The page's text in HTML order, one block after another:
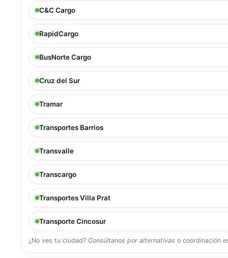
C&C Cargo
RapidCargo
BusNorte Cargo
Cruz del Sur
Tramar
Transportes Barrios
Transvalle
Transcargo
Transportes Villa Prat
Transporte Cincosur
¿No ves tu ciudad? Consúltanos por alternativas o coordinación